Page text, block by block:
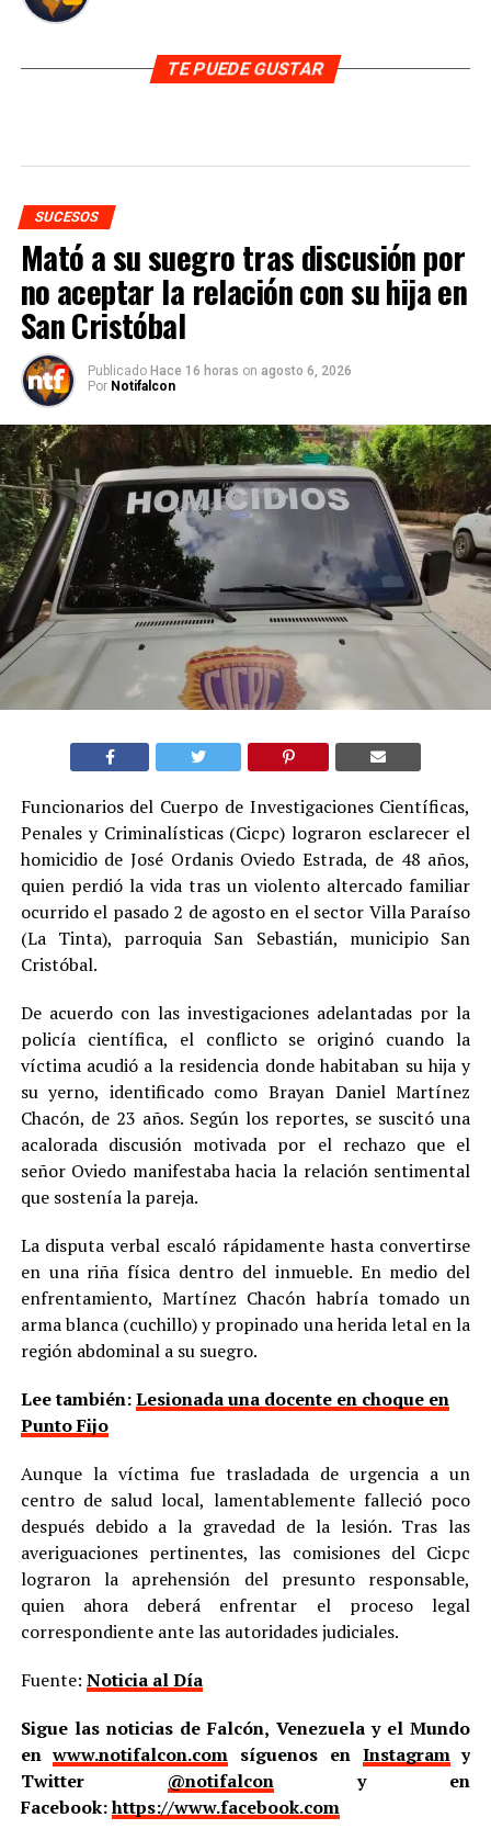
TE PUEDE GUSTAR
SUCESOS
Mató a su suegro tras discusión por
no aceptar la relación con su hija en
San Cristóbal
Publicado Hace 16 horas on agosto 6, 2026
Por Notifalcon
Funcionarios del Cuerpo de Investigaciones Científicas,
Penales y Criminalísticas (Cicpc) lograron esclarecer el
homicidio de José Ordanis Oviedo Estrada, de 48 años,
quien perdió la vida tras un violento altercado familiar
ocurrido el pasado 2 de agosto en el sector Villa Paraíso
(La Tinta), parroquia San Sebastián, municipio San
Cristóbal.
De acuerdo con las investigaciones adelantadas por la
policía científica, el conflicto se originó cuando la
víctima acudió a la residencia donde habitaban su hija y
su yerno, identificado como Brayan Daniel Martínez
Chacón, de 23 años. Según los reportes, se suscitó una
acalorada discusión motivada por el rechazo que el
señor Oviedo manifestaba hacia la relación sentimental
que sostenía la pareja.
La disputa verbal escaló rápidamente hasta convertirse
en una riña física dentro del inmueble. En medio del
enfrentamiento, Martínez Chacón habría tomado un
arma blanca (cuchillo) y propinado una herida letal en la
región abdominal a su suegro.
Lee también:Lesionada una docente en choque en
Punto Fijo
Aunque la víctima fue trasladada de urgencia a un
centro de salud local, lamentablemente falleció poco
después debido a la gravedad de la lesión. Tras las
averiguaciones pertinentes, las comisiones del Cicpc
lograron la aprehensión del presunto responsable,
quien ahora deberá enfrentar el proceso legal
correspondiente ante las autoridades judiciales.
Fuente: Noticia al Día
Sigue las noticias de Falcón, Venezuela y el Mundo
enwww.notifalcon.com síguenos en Instagramy
Twitter @notifalcony en
Facebook:https://www.facebook.com